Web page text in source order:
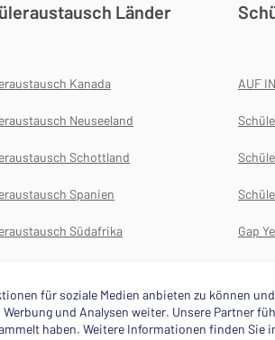
Länder
Kanada
Neuseeland
Schottland
Spanien
Südafrika
AUF
Gap
für soziale Medien anbieten zu können
und Analysen weiter. Unsere
haben. Weitere Informationen finden Sie